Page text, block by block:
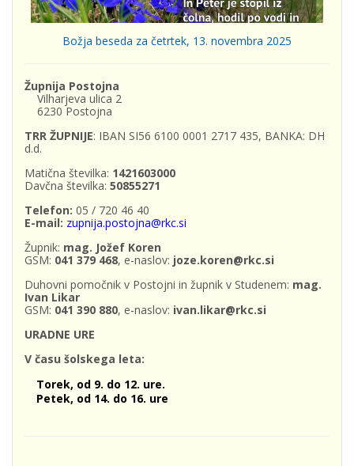
Božja beseda za četrtek, 13. novembra 2025
Župnija Postojna
Vilharjeva ulica 2
6230 Postojna
TRR ŽUPNIJE: IBAN SI56 6100 0001 2717 435, BANKA: DH
d.d.
Matična številka: 1421603000
Davčna številka: 50855271
Telefon: 05 / 720 46 40
E-mail: zupnija.postojna@rkc.si
Župnik: mag. Jožef Koren
GSM: 041 379 468, e-naslov: joze.koren@rkc.si
Duhovni pomočnik v Postojni in župnik v Studenem: mag.
Ivan Likar
GSM: 041 390 880, e-naslov: ivan.likar@rkc.si
URADNE URE
V času šolskega leta:
Torek, od 9. do 12. ure.
Petek, od 14. do 16. ure